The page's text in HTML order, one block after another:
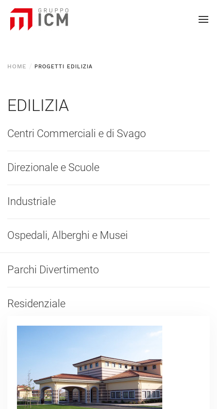
HOME PROGETTI EDILIZIA
EDILIZIA
Centri Commerciali e di Svago
Direzionale e Scuole
Industriale
Ospedali, Alberghi e Musei
Parchi Divertimento
Residenziale